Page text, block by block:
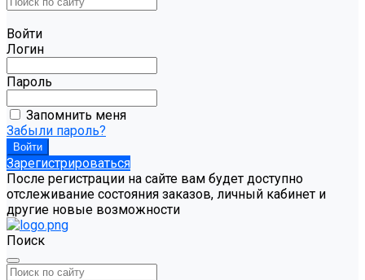
Войти
Логин
Пароль
Запомнить меня
Забыли пароль?
Зарегистрироваться
После регистрации на сайте вам будет доступно
отслеживание состояния заказов, личный кабинет и
другие новые возможности
Поиск